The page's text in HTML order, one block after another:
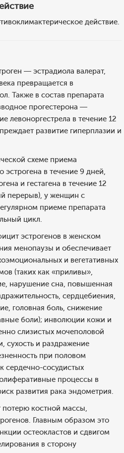
действие.
— эстрадиола валерат,
превращается в
Также в состав препарата
прогестерона —
левоноргестрела в течение 12
развитие гиперплазии и
схеме приема
в течение 9 дней,
и гестагена в течение 12
перерыв), у женщин с
приеме препарата
цикл.
эстрогенов в женском
менопаузы и обеспечивает
и вегетативных
(таких как «приливы»,
нарушение сна, повышенная
сердцебиения,
головная боль, снижение
боли); инволюции кожи и
слизистых мочеполовой
сухость и раздражение
при половом
сердечно-сосудистых
процессы в
развития рака эндометрия.
костной массы,
Главным образом это
остеокластов и сдвигом
в сторону